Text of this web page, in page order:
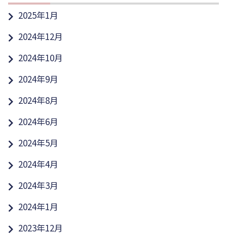
2025年1月
2024年12月
2024年10月
2024年9月
2024年8月
2024年6月
2024年5月
2024年4月
2024年3月
2024年1月
2023年12月